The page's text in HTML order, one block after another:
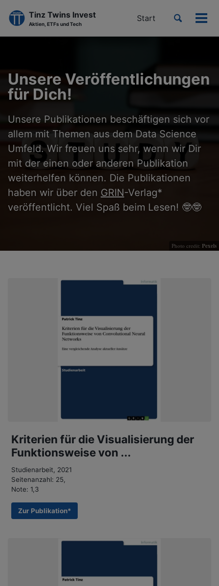
navigation
Tinz Twins Invest
Aktien, ETFs und Tech
Start
Toggle
Unsere Veröffentlichungen
für Dich!
Unsere Publikationen beschäftigen sich vor
allem mit Themen aus dem Data Science
Umfeld. Wir freuen uns sehr, wenn wir Dir
mit der einen oder anderen Publikation
weiterhelfen können. Die Publikationen
haben wir über den GRIN-Verlag*
veröffentlicht. Viel Spaß beim Lesen! 🤓🤓
Photo credit: Pexels
Kriterien für die Visualisierung der
Funktionsweise von ...
Studienarbeit, 2021
Seitenanzahl: 25,
Note: 1,3
Zur Publikation*